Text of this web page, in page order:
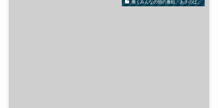
働くみんなの朝の番組「あさのば」